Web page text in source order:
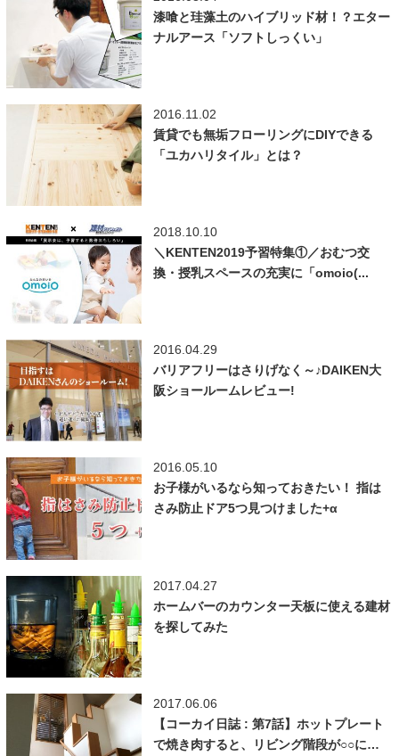
漆喰と珪藻土のハイブリッド材！？エター
ナルアース「ソフトしっくい」
2016.11.02
賃貸でも無垢フローリングにDIYできる
「ユカハリタイル」とは？
2018.10.10
＼KENTEN2019予習特集①／おむつ交
換・授乳スペースの充実に「omoio(...
2016.04.29
バリアフリーはさりげなく～♪DAIKEN大
阪ショールームレビュー!
2016.05.10
お子様がいるなら知っておきたい！ 指は
さみ防止ドア5つ見つけました+α
2017.04.27
ホームバーのカウンター天板に使える建材
を探してみた
2017.06.06
【コーカイ日誌 : 第7話】ホットプレート
で焼き肉すると、リビング階段が○○に…